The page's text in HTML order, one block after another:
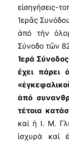
εἰσηγήσεις-
Ἱερᾶς
ἀπό τήν
Σύνοδο τῶν
Ἱερά
ἔχει πάρει
ἀπό
τέτοια
καί ἡ Ι. Μ.
ἰσχυρά καί